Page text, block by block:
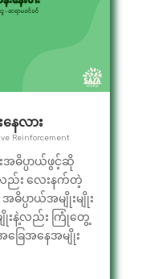
ေလား
Reinforcement
ဓိပ္ပာယ်ဖွင့်ဆို
ည်း လေးနက်တဲ့
ပ္ပာယ်အမျိုးမျိုး
းနဲ့လည်း ကြုံတွေ့
ြေအနေအမျိုး